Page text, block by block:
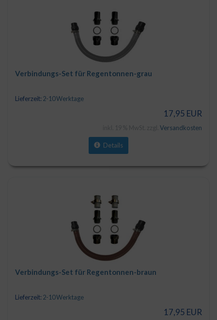
Verbindungs-Set für Regentonnen-grau
Lieferzeit: 2-10 Werktage
17,95 EUR
Versandkosten
Details
Verbindungs-Set für Regentonnen-braun
Lieferzeit: 2-10 Werktage
17,95 EUR